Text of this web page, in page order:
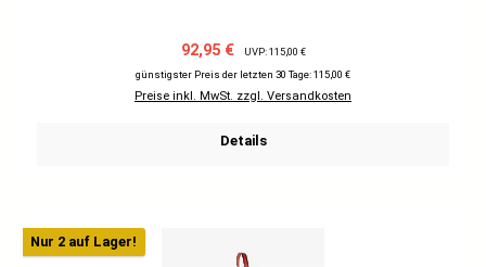
Verkaufspreis:
92,95 € Regulärer Preis:
UVP: 115,00 €
günstigster Preis der letzten 30 Tage: 115,00 €
Preise inkl. MwSt. zzgl. Versandkosten
Details
Nur 2 auf Lager!